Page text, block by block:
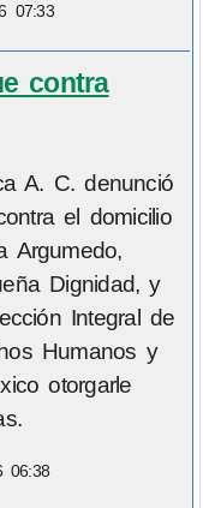
07:33
contra
A. C. denunció
el domicilio
Argumedo,
Dignidad, y
Integral de
Humanos y
otorgarle
06:38